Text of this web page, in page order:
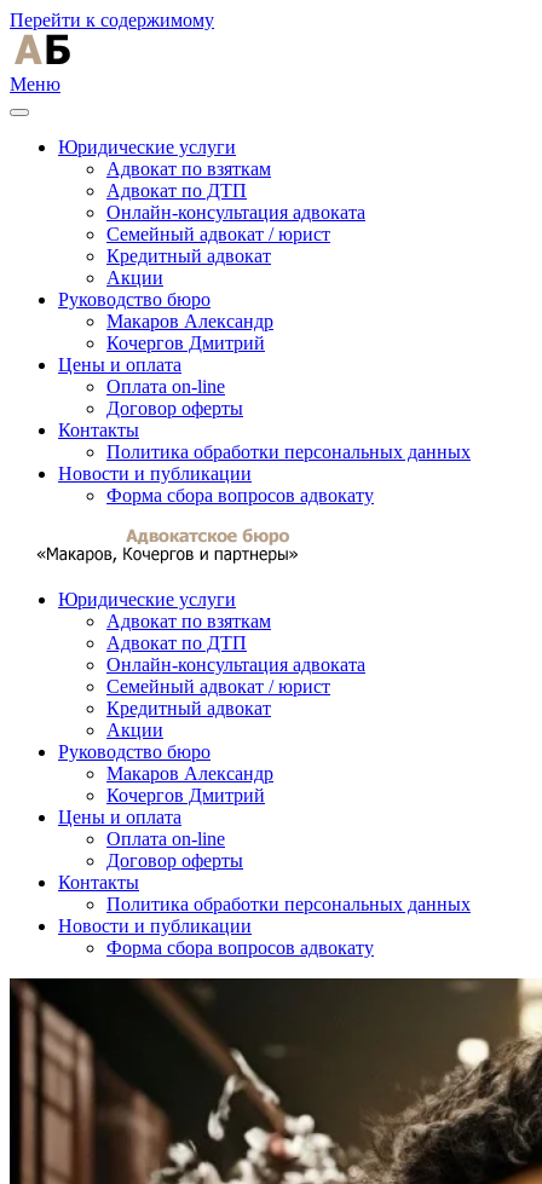
Перейти к содержимому
Меню
Юридические услуги
Адвокат по взяткам
Адвокат по ДТП
Онлайн-консультация адвоката
Семейный адвокат / юрист
Кредитный адвокат
Акции
Руководство бюро
Макаров Александр
Кочергов Дмитрий
Цены и оплата
Оплата on-line
Договор оферты
Контакты
Политика обработки персональных данных
Новости и публикации
Форма сбора вопросов адвокату
Юридические услуги
Адвокат по взяткам
Адвокат по ДТП
Онлайн-консультация адвоката
Семейный адвокат / юрист
Кредитный адвокат
Акции
Руководство бюро
Макаров Александр
Кочергов Дмитрий
Цены и оплата
Оплата on-line
Договор оферты
Контакты
Политика обработки персональных данных
Новости и публикации
Форма сбора вопросов адвокату